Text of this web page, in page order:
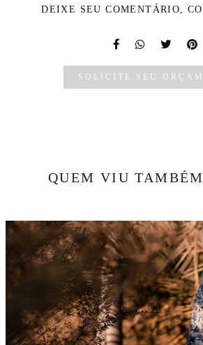
DEIXE SEU COMENTÁRIO,
SOLICITE SEU
QUEM VIU